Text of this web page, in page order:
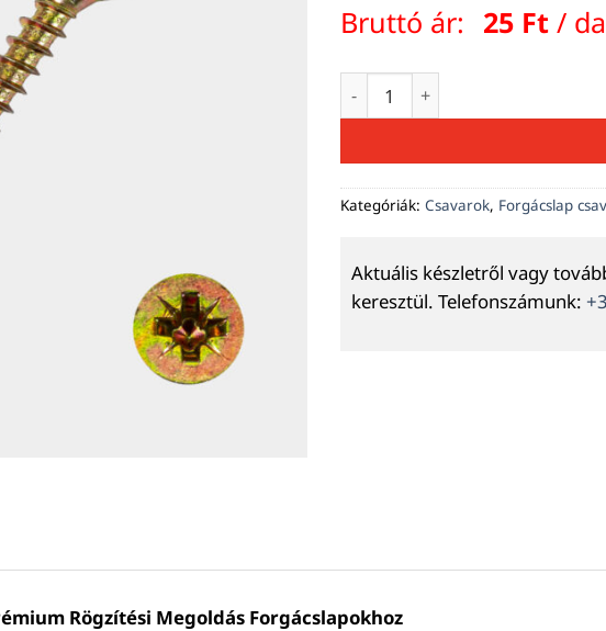
Bruttó ár: 25 Ft /
Forgácslap csavar PZ2 6,0 x 80
Kategóriák: Csavarok, Forgácslap
Aktuális készletről vagy
keresztül. Telefonszámunk:
Rögzítési Megoldás Forgácslapokhoz